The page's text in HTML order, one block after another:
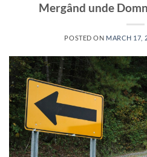
Mergând unde
POSTED ON MARCH 17,